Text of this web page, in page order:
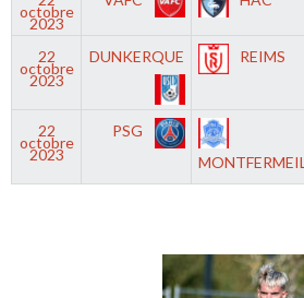
octobre
2023
22
octobre
2023
DUNKERQUE REIMS
22
octobre
2023
PSG
MONTFERMEIL